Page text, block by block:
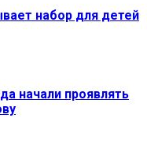
набор для детей
начали проявлять